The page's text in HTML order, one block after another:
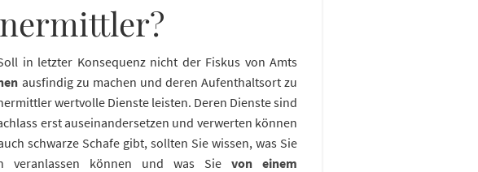
in letzter Konsequenz nicht der Fiskus von Amts
ausfindig zu machen und deren Aufenthaltsort zu
wertvolle Dienste leisten. Deren Dienste sind
erst auseinandersetzen und verwerten können
schwarze Schafe gibt, sollten Sie wissen, was Sie
veranlassen können und was Sie von einem